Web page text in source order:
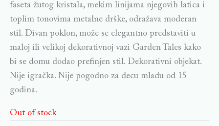
faseta žutog kristala, mekim linijama njegovih latica i
toplim tonovima metalne drške, odražava moderan
stil. Divan poklon, može se elegantno predstaviti u
maloj ili velikoj dekorativnoj vazi Garden Tales kako
bi se domu dodao prefinjen stil. Dekorativni objekat.
Nije igračka. Nije pogodno za decu mlađu od 15
godina.
Out of stock